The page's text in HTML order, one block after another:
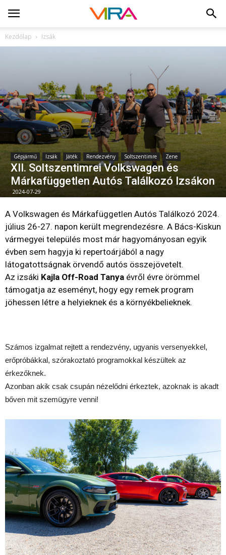
Kezdőlap Izsák
Gépjármű Izsák Játék Rendezvény Soltszentimre Zene
XII. Soltszentimrei Volkswagen és
Márkafüggetlen Autós Találkozó Izsákon
2024-07-29
A Volkswagen és Márkafüggetlen Autós Találkozó 2024.
július 26-27. napon került megrendezésre. A Bács-Kiskun
vármegyei település most már hagyományosan egyik
évben sem hagyja ki repertoárjából a nagy
látogatottságnak örvendő autós összejövetelt.
Az izsáki Kajla Off-Road Tanya évről évre örömmel
támogatja az eseményt, hogy egy remek program
jöhessen létre a helyieknek és a környékbelieknek.
Számos izgalmat rejtett a rendezvény, ugyanis versenyekkel,
erőpróbákkal, szórakoztató programokkal készültek az
érkezőknek.
Azonban akik csak csupán nézelődni érkeztek, azoknak is akadt
bőven mit szemügyre venni!